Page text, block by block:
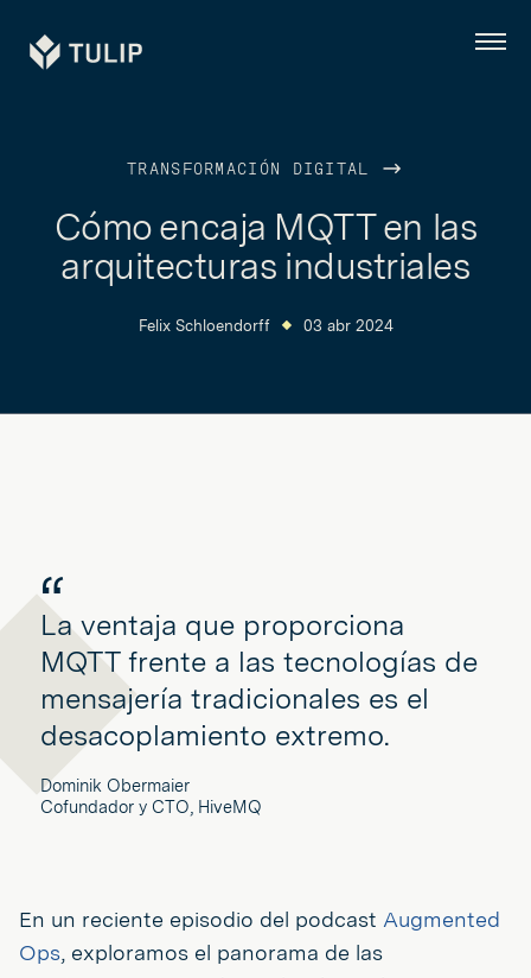
Tulip Menú
TRANSFORMACIÓN DIGITAL
Cómo encaja MQTT en las
arquitecturas industriales
Felix Schloendorff 03 abr 2024
La ventaja que proporciona
MQTT frente a las tecnologías de
mensajería tradicionales es el
desacoplamiento extremo.
Dominik Obermaier
Cofundador y CTO, HiveMQ
En un reciente episodio del podcast Augmented
Ops, exploramos el panorama de las